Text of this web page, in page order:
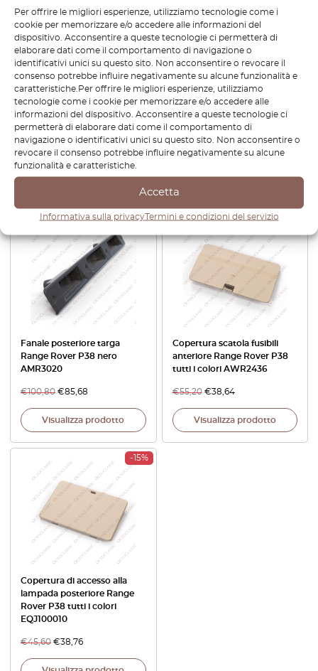
Per offrire le migliori esperienze, utilizziamo tecnologie come i
cookie per memorizzare e/o accedere alle informazioni del
dispositivo. Acconsentire a queste tecnologie ci permetterà di
elaborare dati come il comportamento di navigazione o
identificativi unici su questo sito. Non acconsentire o revocare il
consenso potrebbe influire negativamente su alcune funzionalità e
caratteristiche.Per offrire le migliori esperienze, utilizziamo
tecnologie come i cookie per memorizzare e/o accedere alle
informazioni del dispositivo. Acconsentire a queste tecnologie ci
permetterà di elaborare dati come il comportamento di
navigazione o identificativi unici su questo sito. Non acconsentire o
revocare il consenso potrebbe influire negativamente su alcune
funzionalità e caratteristiche.
Accetta
Informativa sulla privacyTermini e condizioni del servizio
Range Rover P38
Copribracciolo sedile
anteriore sinistro o destro
Tutti i colori AWR1977SMK /
AWR1976AAT
€63,60 € 54,06
Range Rover P38 Glove Box
Finisher Nero BTR7799
€25,20 €17,64
-15%
Fanale posteriore targa
Range Rover P38 nero
AMR3020
€100,80 €85,68
Visualizza prodotto
-30%
Copertura scatola fusibili
anteriore Range Rover P38
tutti i colori AWR2436
€55,20 €38,64
Visualizza prodotto
-15%
Copertura di accesso alla
lampada posteriore Range
Rover P38 tutti i colori
EQJ100010
€45,60 €38,76